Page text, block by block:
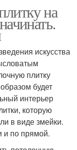
на
искусства
плитку
будет
интерьер
которую
в виде змейки.
и по прямой.